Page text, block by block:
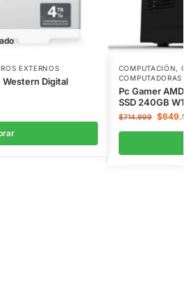
EXTERNOS
Digital
COMPUTACIÓN,
Pc Gamer
SSD 240GB
$714.999 $